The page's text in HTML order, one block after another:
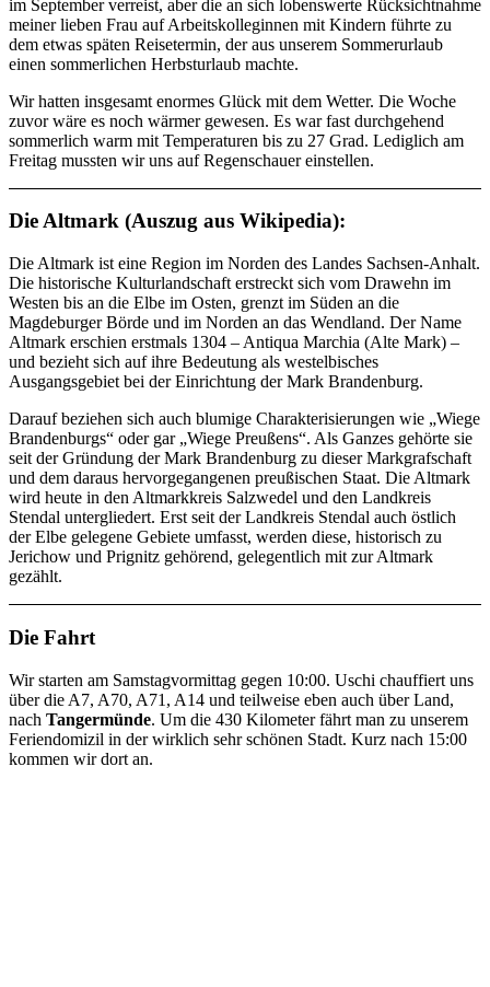
im September verreist, aber die an sich lobenswerte Rücksichtnahme
meiner lieben Frau auf Arbeitskolleginnen mit Kindern führte zu
dem etwas späten Reisetermin, der aus unserem Sommerurlaub
einen sommerlichen Herbsturlaub machte.
Wir hatten insgesamt enormes Glück mit dem Wetter. Die Woche
zuvor wäre es noch wärmer gewesen. Es war fast durchgehend
sommerlich warm mit Temperaturen bis zu 27 Grad. Lediglich am
Freitag mussten wir uns auf Regenschauer einstellen.
Die Altmark (Auszug aus Wikipedia):
Die Altmark ist eine Region im Norden des Landes Sachsen-Anhalt.
Die historische Kulturlandschaft erstreckt sich vom Drawehn im
Westen bis an die Elbe im Osten, grenzt im Süden an die
Magdeburger Börde und im Norden an das Wendland. Der Name
Altmark erschien erstmals 1304 – Antiqua Marchia (Alte Mark) –
und bezieht sich auf ihre Bedeutung als westelbisches
Ausgangsgebiet bei der Einrichtung der Mark Brandenburg.
Darauf beziehen sich auch blumige Charakterisierungen wie „Wiege
Brandenburgs“ oder gar „Wiege Preußens“. Als Ganzes gehörte sie
seit der Gründung der Mark Brandenburg zu dieser Markgrafschaft
und dem daraus hervorgegangenen preußischen Staat. Die Altmark
wird heute in den Altmarkkreis Salzwedel und den Landkreis
Stendal untergliedert. Erst seit der Landkreis Stendal auch östlich
der Elbe gelegene Gebiete umfasst, werden diese, historisch zu
Jerichow und Prignitz gehörend, gelegentlich mit zur Altmark
gezählt.
Die Fahrt
Wir starten am Samstagvormittag gegen 10:00. Uschi chauffiert uns
über die A7, A70, A71, A14 und teilweise eben auch über Land,
nach Tangermünde. Um die 430 Kilometer fährt man zu unserem
Feriendomizil in der wirklich sehr schönen Stadt. Kurz nach 15:00
kommen wir dort an.